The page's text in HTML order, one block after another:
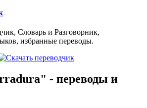
Словарь и Разговорник,
избранные переводы.
- переводы и